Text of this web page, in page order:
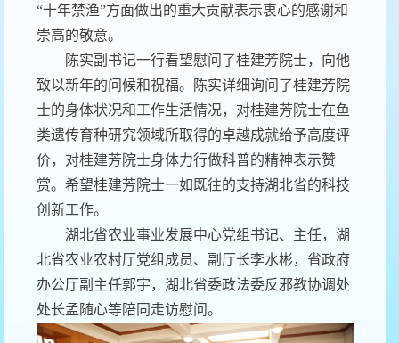
“十年禁渔”方面做出的重大贡献表示衷心的感谢和
崇高的敬意。
陈实副书记一行看望慰问了桂建芳院士，向他
致以新年的问候和祝福。陈实详细询问了桂建芳院
士的身体状况和工作生活情况，对桂建芳院士在鱼
类遗传育种研究领域所取得的卓越成就给予高度评
价，对桂建芳院士身体力行做科普的精神表示赞
赏。希望桂建芳院士一如既往的支持湖北省的科技
创新工作。
湖北省农业事业发展中心党组书记、主任，湖
北省农业农村厅党组成员、副厅长李水彬，省政府
办公厅副主任郭宇，湖北省委政法委反邪教协调处
处长孟随心等陪同走访慰问。